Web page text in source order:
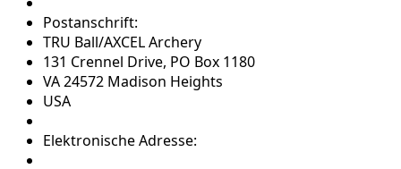
Postanschrift:
TRU Ball/AXCEL Archery
131 Crennel Drive, PO Box 1180
VA 24572 Madison Heights
USA
Elektronische Adresse: